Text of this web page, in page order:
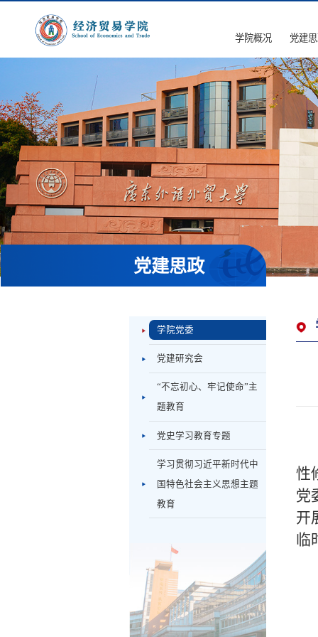
学院概况 党建
党建思政
学院党委
党建研究会
“不忘初心、牢记使命”主
题教育
党史学习教育专题
学习贯彻习近平新时代中
国特色社会主义思想主题
教育
性
党
开
临